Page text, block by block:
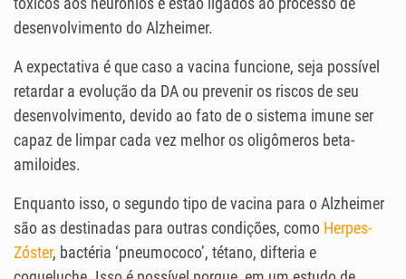
desenvolvimento do Alzheimer.
A expectativa é que caso a vacina funcione, seja possível
retardar a evolução da DA ou prevenir os riscos de seu
desenvolvimento, devido ao fato de o sistema imune ser
capaz de limpar cada vez melhor os oligômeros beta-
amiloides.
Enquanto isso, o segundo tipo de vacina para o Alzheimer
são as destinadas para outras condições, como Herpes-
Zóster, bactéria ‘pneumococo’, tétano, difteria e